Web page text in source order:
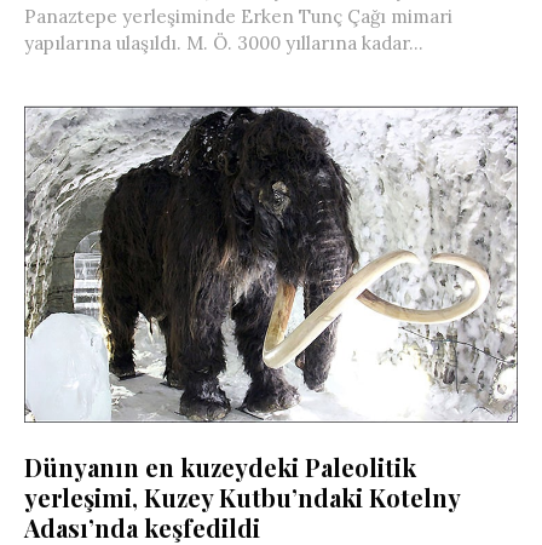
Panaztepe yerleşiminde Erken Tunç Çağı mimari
yapılarına ulaşıldı. M. Ö. 3000 yıllarına kadar...
Dünyanın en kuzeydeki Paleolitik
yerleşimi, Kuzey Kutbu’ndaki Kotelny
Adası’nda keşfedildi